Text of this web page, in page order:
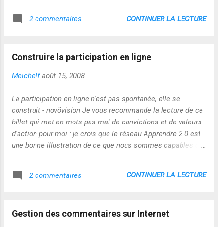
importants et pour les partager, discuter avec d'autres ...une
fois que j'ai traité une information sur mon blog, elle fait
plusieurs années après si besoin...même si l'information
éléments qui illustrent le point sur Internet ! Donc Internet
ne tue pas la mémoire et il induit une gestion des
informations par ancrage partagé !
2 commentaires CONTINUER LA LECTURE
Construire la participation en ligne
Meichelf août 15, 2008
La participation en ligne n'est pas spontanée, elle se
construit - novövision Je vous recommande la lecture de ce
billet qui met en mots pas mal de convictions et de valeurs
d'action pour moi : je crois que le réseau Apprendre 2.0 est
une bonne illustration de ce que nous sommes capables de
fondamentale...La confiance réciproque ne se décrète pas :
2 commentaires CONTINUER LA LECTURE
Gestion des commentaires sur Internet